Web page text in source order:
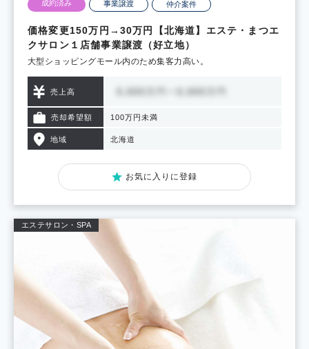
成約済み 事業譲渡 仲介案件
価格変更150万円→30万円【北海道】エステ・まつエ
クサロン１店舗事業譲渡（好立地）
大型ショッピングモール内のため集客力高い。
売上高
売却希望額 100万円未満
地域 北海道
お気に入りに登録
エステサロン・SPA